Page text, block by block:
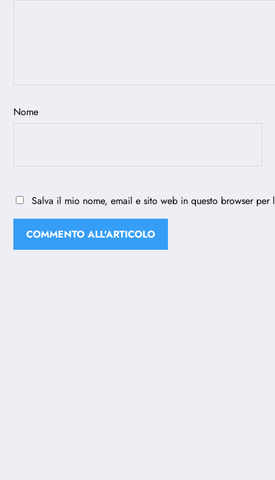
Nome
Salva il mio nome, email e sito web in questo browser per